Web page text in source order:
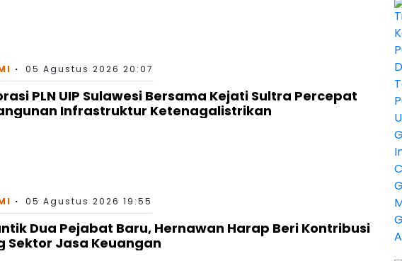
05 Agustus 2026 20:07
PLN UIP Sulawesi Bersama Kejati Sultra Percepat
Infrastruktur Ketenagalistrikan
05 Agustus 2026 19:55
Dua Pejabat Baru, Hernawan Harap Beri Kontribusi
Sektor Jasa Keuangan